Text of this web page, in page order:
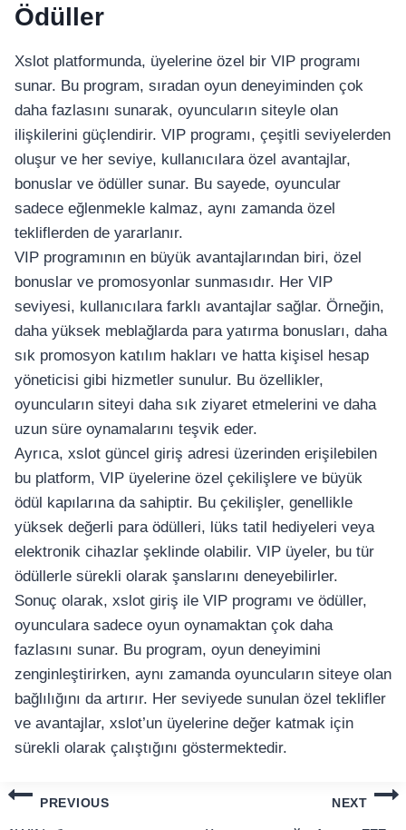
Ödüller
Xslot platformunda, üyelerine özel bir VIP programı
sunar. Bu program, sıradan oyun deneyiminden çok
daha fazlasını sunarak, oyuncuların siteyle olan
ilişkilerini güçlendirir. VIP programı, çeşitli seviyelerden
oluşur ve her seviye, kullanıcılara özel avantajlar,
bonuslar ve ödüller sunar. Bu sayede, oyuncular
sadece eğlenmekle kalmaz, aynı zamanda özel
tekliflerden de yararlanır.
VIP programının en büyük avantajlarından biri, özel
bonuslar ve promosyonlar sunmasıdır. Her VIP
seviyesi, kullanıcılara farklı avantajlar sağlar. Örneğin,
daha yüksek meblağlarda para yatırma bonusları, daha
sık promosyon katılım hakları ve hatta kişisel hesap
yöneticisi gibi hizmetler sunulur. Bu özellikler,
oyuncuların siteyi daha sık ziyaret etmelerini ve daha
uzun süre oynamalarını teşvik eder.
Ayrıca, xslot güncel giriş adresi üzerinden erişilebilen
bu platform, VIP üyelerine özel çekilişlere ve büyük
ödül kapılarına da sahiptir. Bu çekilişler, genellikle
yüksek değerli para ödülleri, lüks tatil hediyeleri veya
elektronik cihazlar şeklinde olabilir. VIP üyeler, bu tür
ödüllerle sürekli olarak şanslarını deneyebilirler.
Sonuç olarak, xslot giriş ile VIP programı ve ödüller,
oyunculara sadece oyun oynamaktan çok daha
fazlasını sunar. Bu program, oyun deneyimini
zenginleştirirken, aynı zamanda oyuncuların siteye olan
bağlılığını da artırır. Her seviyede sunulan özel teklifler
ve avantajlar, xslot’un üyelerine değer katmak için
sürekli olarak çalıştığını göstermektedir.
แนะแนว
PREVIOUS NEXT